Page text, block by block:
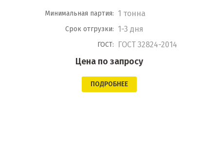
Минимальная партия: 1 тонна
Срок отгрузки: 1-3 дня
ГОСТ: ГОСТ 32824-2014
Цена по запросу
ПОДРОБНЕЕ